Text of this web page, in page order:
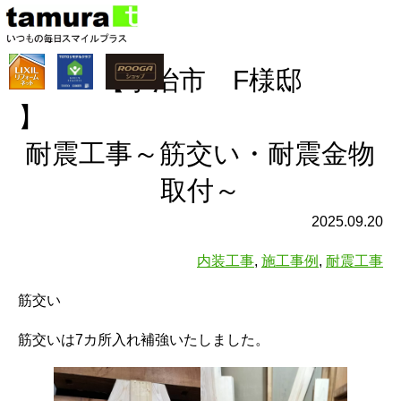
【宇治市 F様邸
耐震工事～筋交い・耐震金物
取付～
2025.09.20
内装工事, 施工事例 , 耐震工事
筋交い
筋交いは7カ所入れ補強いたしました。